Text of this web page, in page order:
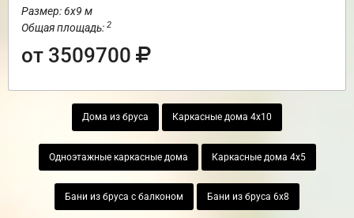
Размер: 6х9 м
Общая площадь: 2
от 3509700
Дома из бруса Каркасные дома 4х10
Одноэтажные каркасные дома Каркасные дома 4х5
Бани из бруса с балконом Бани из бруса 6х8